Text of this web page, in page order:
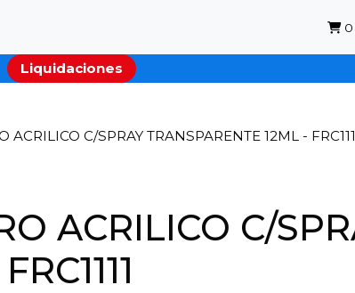
0
Liquidaciones
ACRILICO C/SPRAY TRANSPARENTE 12ML -
ACRILICO C/